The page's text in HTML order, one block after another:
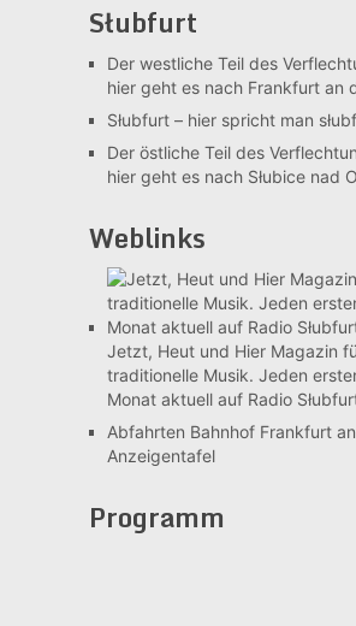
Słubfurt
Der westliche Teil des
hier geht es nach Frankfurt an
Słubfurt –hier spricht man
Der östliche Teil des
hier geht es nach Słubice nad
Weblinks
Jetzt, Heut und HierMagazin
traditionelle Musik. Jeden
Monat aktuell auf Radio
Abfahrten Bahnhof Frankfurt
Anzeigentafel
Programm